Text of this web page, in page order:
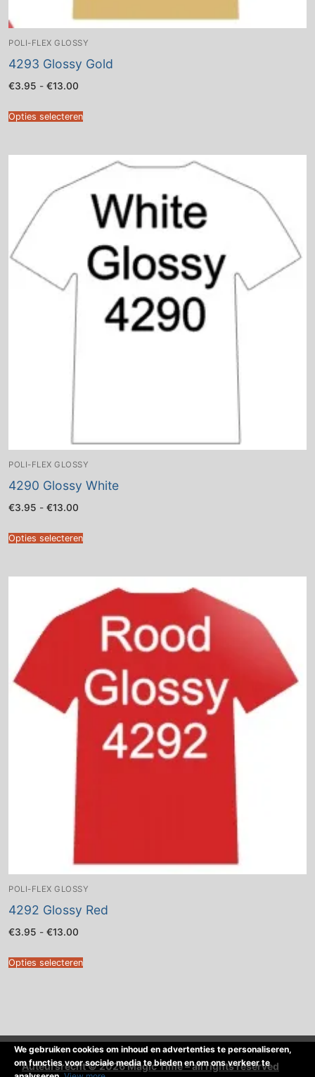
POLI-FLEX GLOSSY
4293 Glossy Gold
€3.95 - €13.00
€13.00
Opties selecteren
POLI-FLEX GLOSSY
4290 Glossy White
€3.95 - €13.00
€13.00
Opties selecteren
POLI-FLEX GLOSSY
4292 Glossy Red
€3.95 - €13.00
€13.00
Opties selecteren
Auteursrecht © 2026 Magic Time – all rights reserved
We gebruiken cookies om inhoud en advertenties te personaliseren,
om functies voor sociale media te bieden en om ons verkeer te